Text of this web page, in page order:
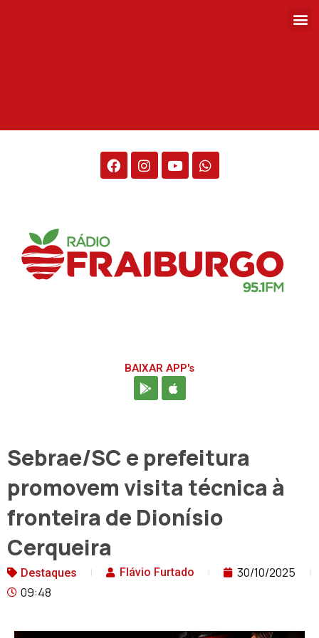
BAIXAR APP's
Sebrae/SC e prefeitura
promovem visita técnica à
fronteira de Dionísio
Cerqueira
Destaques Flávio Furtado
30/10/2025
09:48